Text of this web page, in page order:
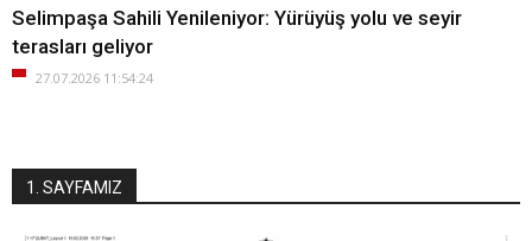
Selimpaşa Sahili Yenileniyor: Yürüyüş yolu ve seyir
terasları geliyor
27.07.2026 11:54:24
1. SAYFAMIZ